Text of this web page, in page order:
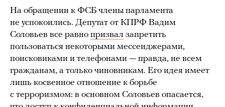
На обращении к ФСБ члены парламента
не успокоились. Депутат от КПРФ Вадим
Соловьев все равно призвал запретить
пользоваться некоторыми мессенджерами,
поисковиками и телефонами — правда, не всем
гражданам, а только чиновникам. Его идея имеет
лишь косвенное отношение к борьбе
с терроризмом: в основном Соловьев опасается,